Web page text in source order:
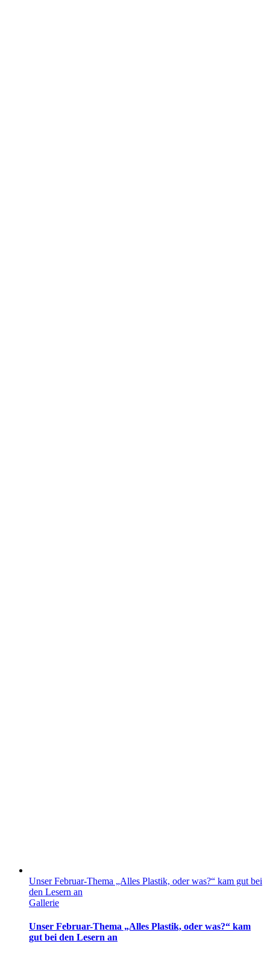
Unser Februar-Thema „Alles Plastik, oder was?“ kam gut bei
den Lesern an
Gallerie
Unser Februar-Thema „Alles Plastik, oder was?“ kam
gut bei den Lesern an